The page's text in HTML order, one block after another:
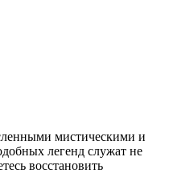
мистическими и
легенд служат не
восстановить